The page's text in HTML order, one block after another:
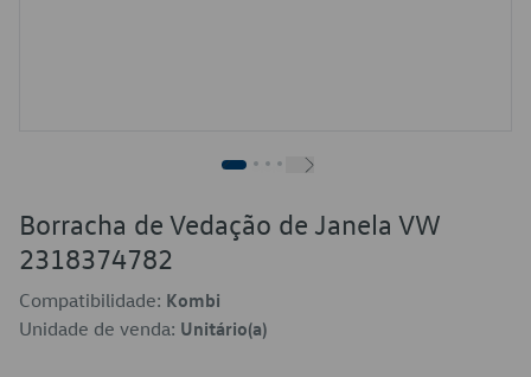
Borracha de Vedação de Janela VW
2318374782
Compatibilidade: Kombi
Unidade de venda: Unitário(a)